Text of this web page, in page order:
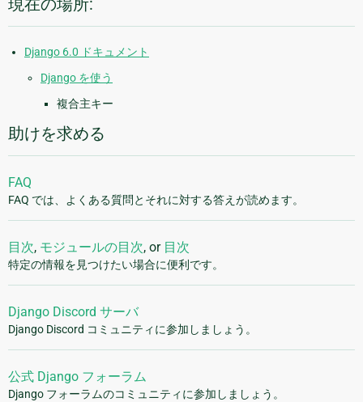
現在の場所:
Django 6.0 ドキュメント
Django を使う
複合主キー
助けを求める
FAQ
FAQ では、よくある質問とそれに対する答えが読めます。
目次, モジュールの目次, or 目次
特定の情報を見つけたい場合に便利です。
Django Discord サーバ
Django Discord コミュニティに参加しましょう。
公式 Django フォーラム
Django フォーラムのコミュニティに参加しましょう。